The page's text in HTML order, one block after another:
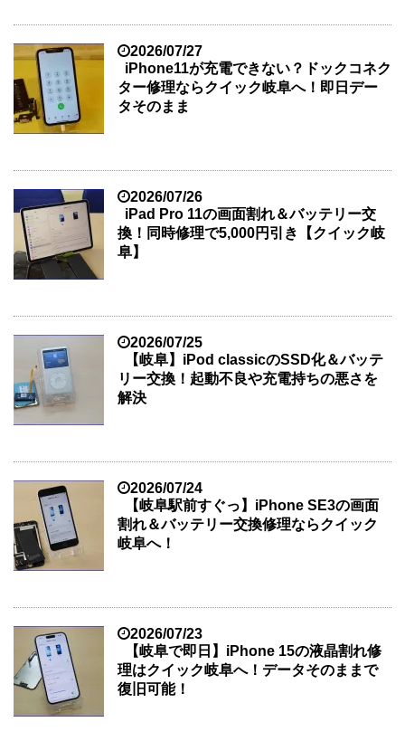
2026/07/27
iPhone11が充電できない？ドックコネク
ター修理ならクイック岐阜へ！即日デー
タそのまま
2026/07/26
iPad Pro 11の画面割れ＆バッテリー交
換！同時修理で5,000円引き【クイック岐
阜】
2026/07/25
【岐阜】iPod classicのSSD化＆バッテ
リー交換！起動不良や充電持ちの悪さを
解決
2026/07/24
【岐阜駅前すぐっ】iPhone SE3の画面
割れ＆バッテリー交換修理ならクイック
岐阜へ！
2026/07/23
【岐阜で即日】iPhone 15の液晶割れ修
理はクイック岐阜へ！データそのままで
復旧可能！